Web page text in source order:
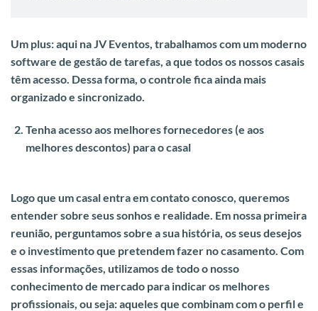
Um plus: aqui na JV Eventos, trabalhamos com um moderno
software de gestão de tarefas, a que todos os nossos casais
têm acesso. Dessa forma, o controle fica ainda mais
organizado e sincronizado.
Tenha acesso aos melhores fornecedores (e aos
melhores descontos) para o casal
Logo que um casal entra em contato conosco, queremos
entender sobre seus sonhos e realidade. Em nossa primeira
reunião, perguntamos sobre a sua história, os seus desejos
e o investimento que pretendem fazer no casamento. Com
essas informações, utilizamos de todo o nosso
conhecimento de mercado para indicar os melhores
profissionais, ou seja: aqueles que combinam com o perfil e